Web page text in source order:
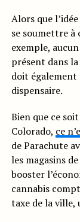
Alors que
se soumettre à
exemple,
présent dans
doit également
dispensaire.
Bien que ce
Colorado, ce
de Parachute
les magasins
booster
cannabis
taxe de la ville,